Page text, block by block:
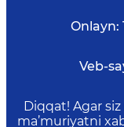
Onlayn:
Veb-
Diqqat! Agar
ma’muriyatni